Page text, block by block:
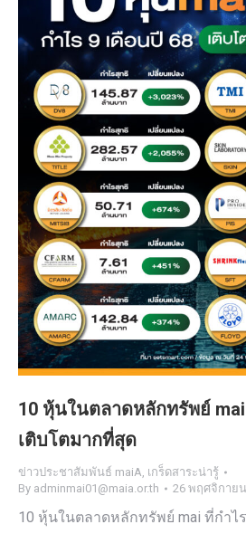
10 หุ้นในตลาดหลักทรัพย์
เติบโตมากที่สุด
ข่าวประชาสัมพันธ์ maiA, เกร็ดสาระน่ารู้
By adminmai01@maia.or.th 26 พฤศจิกาย
10 หุ้นในตลาดหลักทรัพย์ mai ที่กำไ